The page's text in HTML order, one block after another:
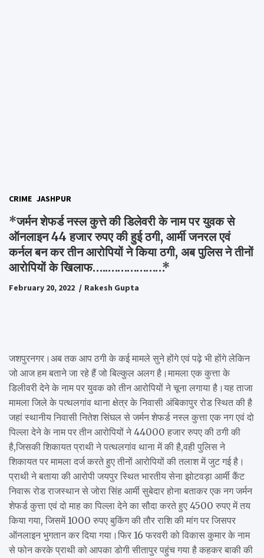
CRIME JASHPUR
*जर्मन शेफर्ड नस्ल कुत्ते की डिलेवरी के नाम पर युवक से
ऑनलाइन 44 हजार रुपए की हुई ठगी, आर्मी जनरल एवं
कर्नल बन कर तीन आरोपियों ने किया ठगी, अब पुलिस ने तीनों
आरोपियों के खिलाफ…..………………*
February 20, 2022 Rakesh Gupta
जशपुरनगर।अब तक आप ठगी के कई मामले सुने होंगे एवं पढ़े भी होंगे लेकिन
जो आज हम बताने जा रहे हैं जो बिल्कुल अलग है।मामला एक कुत्ता के
डिलीवरी देने के नाम पर युवक को तीन आरोपियों ने चूना लगाया है।यह ताजा
मामला जिले के पत्थलगांव थाना क्षेत्र के निवासी अंबिकापुर रोड स्थित की है
जहां स्थानीय निवासी नितेश सिंघल से जर्मन शेफर्ड नस्ल कुत्ता एक नग एवं दो
पिल्ला देने के नाम पर तीन आरोपियों ने 44000 हजार रुपए की ठगी की
है,जिसकी शिकायत प्राथी ने पत्थलगांव थाना में की है,वही पुलिस ने
शिकायत पर मामला दर्ज करते हुए तीनों आरोपियों की तलाश में जुट गई है।
प्राथी ने बताया की आरोपी जयपुर स्थित भारतीय सेना झोटवड़ा आर्मी कैंट
निवारू रोड राजस्थान से जोरा सिंह आर्मी सुबेदार होना बताकर एक नग जर्मन
शेफर्ड कुत्ता एवं दो माह का पिल्ला देने का सौदा करते हुए 4500 रुपए में तय
किया गया, जिसमें 1000 रुपए बुकिंग की तौर राशि की मांग पर जिसपर
ऑनलाइन भुगतान कर दिया गया।फिर 16 फरवरी को विकास कुमार के नाम
से फोन करके प्राथी को आपका डोगी सीतापुर पहुंच गया है कहकर बाकी की